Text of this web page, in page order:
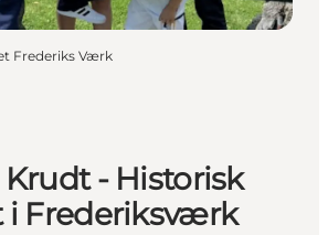
Frederiks Værk
Krudt - Historisk
i Frederiksværk